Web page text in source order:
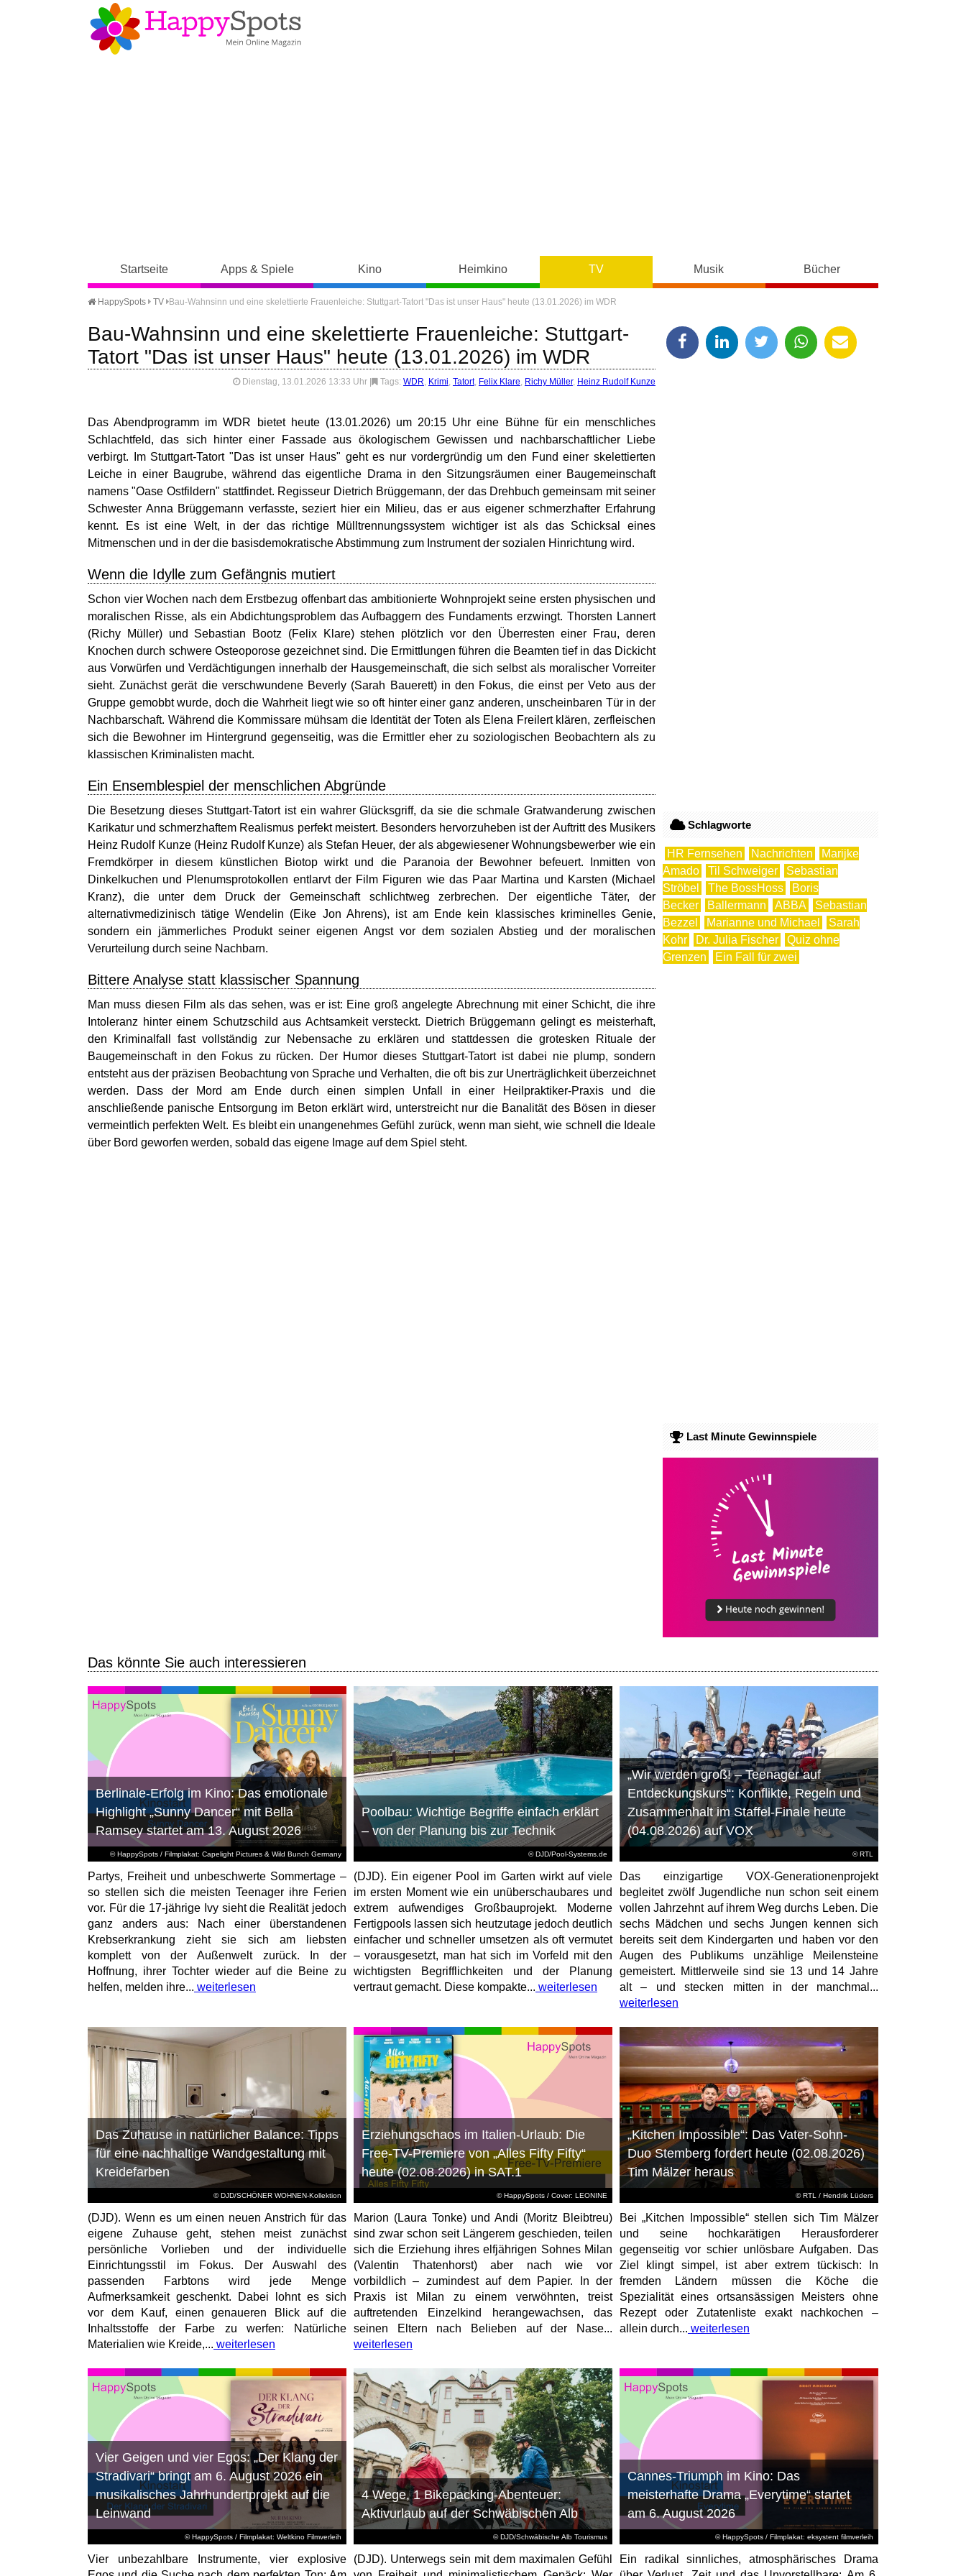
Startseite Apps & Spiele Kino Heimkino TV Musik Bücher
HappySpots TV Bau-Wahnsinn und eine skelettierte Frauenleiche: Stuttgart-Tatort "Das ist unser Haus" heute (13.01.2026) im WDR
Bau-Wahnsinn und eine skelettierte Frauenleiche: Stuttgart-
Tatort "Das ist unser Haus" heute (13.01.2026) im WDR
Dienstag, 13.01.2026 13:33 Uhr Tags: WDR, Krimi, Tatort, Felix Klare, Richy Müller, Heinz Rudolf Kunze
Das Abendprogramm im WDR bietet heute (13.01.2026) um 20:15 Uhr eine Bühne für ein menschliches
Schlachtfeld, das sich hinter einer Fassade aus ökologischem Gewissen und nachbarschaftlicher Liebe
verbirgt. Im Stuttgart-Tatort "Das ist unser Haus" geht es nur vordergründig um den Fund einer skelettierten
Leiche in einer Baugrube, während das eigentliche Drama in den Sitzungsräumen einer Baugemeinschaft
namens "Oase Ostfildern" stattfindet. Regisseur Dietrich Brüggemann, der das Drehbuch gemeinsam mit seiner
Schwester Anna Brüggemann verfasste, seziert hier ein Milieu, das er aus eigener schmerzhafter Erfahrung
kennt. Es ist eine Welt, in der das richtige Mülltrennungssystem wichtiger ist als das Schicksal eines
Mitmenschen und in der die basisdemokratische Abstimmung zum Instrument der sozialen Hinrichtung wird.
Wenn die Idylle zum Gefängnis mutiert
Schon vier Wochen nach dem Erstbezug offenbart das ambitionierte Wohnprojekt seine ersten physischen und
moralischen Risse, als ein Abdichtungsproblem das Aufbaggern des Fundaments erzwingt. Thorsten Lannert
(Richy Müller) und Sebastian Bootz (Felix Klare) stehen plötzlich vor den Überresten einer Frau, deren
Knochen durch schwere Osteoporose gezeichnet sind. Die Ermittlungen führen die Beamten tief in das Dickicht
aus Vorwürfen und Verdächtigungen innerhalb der Hausgemeinschaft, die sich selbst als moralischer Vorreiter
sieht. Zunächst gerät die verschwundene Beverly (Sarah Bauerett) in den Fokus, die einst per Veto aus der
Gruppe gemobbt wurde, doch die Wahrheit liegt wie so oft hinter einer ganz anderen, unscheinbaren Tür in der
Nachbarschaft. Während die Kommissare mühsam die Identität der Toten als Elena Freilert klären, zerfleischen
sich die Bewohner im Hintergrund gegenseitig, was die Ermittler eher zu soziologischen Beobachtern als zu
klassischen Kriminalisten macht.
Ein Ensemblespiel der menschlichen Abgründe
Die Besetzung dieses Stuttgart-Tatort ist ein wahrer Glücksgriff, da sie die schmale Gratwanderung zwischen
Karikatur und schmerzhaftem Realismus perfekt meistert. Besonders hervorzuheben ist der Auftritt des Musikers
Heinz Rudolf Kunze (Heinz Rudolf Kunze) als Stefan Heuer, der als abgewiesener Wohnungsbewerber wie ein
Fremdkörper in diesem künstlichen Biotop wirkt und die Paranoia der Bewohner befeuert. Inmitten von
Dinkelkuchen und Plenumsprotokollen entlarvt der Film Figuren wie das Paar Martina und Karsten (Michael
Kranz), die unter dem Druck der Gemeinschaft schlichtweg zerbrechen. Der eigentliche Täter, der
alternativmedizinisch tätige Wendelin (Eike Jon Ahrens), ist am Ende kein klassisches kriminelles Genie,
sondern ein jämmerliches Produkt seiner eigenen Angst vor dem sozialen Abstieg und der moralischen
Verurteilung durch seine Nachbarn.
Bittere Analyse statt klassischer Spannung
Man muss diesen Film als das sehen, was er ist: Eine groß angelegte Abrechnung mit einer Schicht, die ihre
Intoleranz hinter einem Schutzschild aus Achtsamkeit versteckt. Dietrich Brüggemann gelingt es meisterhaft,
den Kriminalfall fast vollständig zur Nebensache zu erklären und stattdessen die grotesken Rituale der
Baugemeinschaft in den Fokus zu rücken. Der Humor dieses Stuttgart-Tatort ist dabei nie plump, sondern
entsteht aus der präzisen Beobachtung von Sprache und Verhalten, die oft bis zur Unerträglichkeit überzeichnet
werden. Dass der Mord am Ende durch einen simplen Unfall in einer Heilpraktiker-Praxis und die
anschließende panische Entsorgung im Beton erklärt wird, unterstreicht nur die Banalität des Bösen in dieser
vermeintlich perfekten Welt. Es bleibt ein unangenehmes Gefühl zurück, wenn man sieht, wie schnell die Ideale
über Bord geworfen werden, sobald das eigene Image auf dem Spiel steht.
Schlagworte
HR Fernsehen Nachrichten
Marijke
Amado
Til Schweiger
Sebastian
Ströbel
The BossHoss
Boris
Becker
Ballermann ABBA
Sebastian
Bezzel
Marianne und Michael
Sarah
Kohr
Dr. Julia Fischer
Quiz ohne
Grenzen
Ein Fall für zwei
Last Minute Gewinnspiele
Das könnte Sie auch interessieren
© HappySpots / Filmplakat: Capelight Pictures & Wild Bunch Germany
Berlinale-Erfolg im Kino: Das emotionale
Highlight „Sunny Dancer“ mit Bella
Ramsey startet am 13. August 2026
Partys, Freiheit und unbeschwerte Sommertage –
so stellen sich die meisten Teenager ihre Ferien
vor. Für die 17-jährige Ivy sieht die Realität jedoch
ganz anders aus: Nach einer überstandenen
Krebserkrankung zieht sie sich am liebsten
komplett von der Außenwelt zurück. In der
Hoffnung, ihrer Tochter wieder auf die Beine zu
helfen, melden ihre... weiterlesen
© DJD/Pool-Systems.de
Poolbau: Wichtige Begriffe einfach erklärt
– von der Planung bis zur Technik
(DJD). Ein eigener Pool im Garten wirkt auf viele
im ersten Moment wie ein unüberschaubares und
extrem aufwendiges Großbauprojekt. Moderne
Fertigpools lassen sich heutzutage jedoch deutlich
einfacher und schneller umsetzen als oft vermutet
– vorausgesetzt, man hat sich im Vorfeld mit den
wichtigsten Begrifflichkeiten und der Planung
vertraut gemacht. Diese kompakte... weiterlesen
© RTL
„Wir werden groß! – Teenager auf
Entdeckungskurs“: Konflikte, Regeln und
Zusammenhalt im Staffel-Finale heute
(04.08.2026) auf VOX
Das einzigartige VOX-Generationenprojekt
begleitet zwölf Jugendliche nun schon seit einem
vollen Jahrzehnt auf ihrem Weg durchs Leben. Die
sechs Mädchen und sechs Jungen kennen sich
bereits seit dem Kindergarten und haben vor den
Augen des Publikums unzählige Meilensteine
gemeistert. Mittlerweile sind sie 13 und 14 Jahre
alt – und stecken mitten in der manchmal...
weiterlesen
© DJD/SCHÖNER WOHNEN-Kollektion
Das Zuhause in natürlicher Balance: Tipps
für eine nachhaltige Wandgestaltung mit
Kreidefarben
(DJD). Wenn es um einen neuen Anstrich für das
eigene Zuhause geht, stehen meist zunächst
persönliche Vorlieben und der individuelle
Einrichtungsstil im Fokus. Der Auswahl des
passenden Farbtons wird jede Menge
Aufmerksamkeit geschenkt. Dabei lohnt es sich
vor dem Kauf, einen genaueren Blick auf die
Inhaltsstoffe der Farbe zu werfen: Natürliche
Materialien wie Kreide,... weiterlesen
© HappySpots / Cover: LEONINE
Erziehungschaos im Italien-Urlaub: Die
Free-TV-Premiere von „Alles Fifty Fifty“
heute (02.08.2026) in SAT.1
Marion (Laura Tonke) und Andi (Moritz Bleibtreu)
sind zwar schon seit Längerem geschieden, teilen
sich die Erziehung ihres elfjährigen Sohnes Milan
(Valentin Thatenhorst) aber nach wie vor
vorbildlich – zumindest auf dem Papier. In der
Praxis ist Milan zu einem verwöhnten, treist
auftretenden Einzelkind herangewachsen, das
seinen Eltern nach Belieben auf der Nase...
weiterlesen
© RTL/ Hendrik Lüders
„Kitchen Impossible“: Das Vater-Sohn-
Duo Stemberg fordert heute (02.08.2026)
Tim Mälzer heraus
Bei „Kitchen Impossible“ stellen sich Tim Mälzer
und seine hochkarätigen Herausforderer
gegenseitig vor schier unlösbare Aufgaben. Das
Ziel klingt simpel, ist aber extrem tückisch: In
fremden Ländern müssen die Köche die
Spezialität eines ortsansässigen Meisters ohne
Rezept oder Zutatenliste exakt nachkochen –
allein durch... weiterlesen
© HappySpots / Filmplakat: Weltkino Filmverleih
Vier Geigen und vier Egos: „Der Klang der
Stradivari“ bringt am 6. August 2026 ein
musikalisches Jahrhundertprojekt auf die
Leinwand
Vier unbezahlbare Instrumente, vier explosive
© DJD/Schwäbische Alb Tourismus
4 Wege, 1 Bikepacking-Abenteuer:
Aktivurlaub auf der Schwäbischen Alb
(DJD). Unterwegs sein mit dem maximalen Gefühl
© HappySpots / Filmplakat: eksystent filmverleih
Cannes-Triumph im Kino: Das
meisterhafte Drama „Everytime“ startet
am 6. August 2026
Ein radikal sinnliches, atmosphärisches Drama